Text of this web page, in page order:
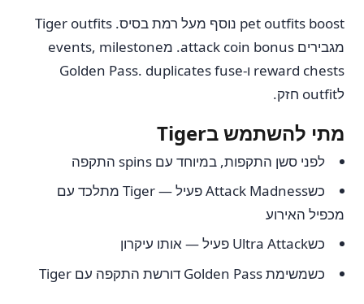
pet outfits boost נוסף מעל רמת בסיס. Tiger outfits
מגבירים attack coin bonus. מevents, milestone
reward chests ו-Golden Pass. duplicates fuse
לoutfit חזק.
מתי להשתמש בTiger
לפני סשן התקפות, במיוחד עם spins התקפה
כשAttack Madness פעיל — Tiger מתלכד עם
מכפיל האירוע
כשUltra Attack פעיל — אותו עיקרון
כשמשימת Golden Pass דורשת התקפה עם Tiger